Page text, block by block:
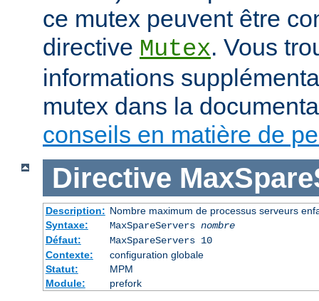
ce mutex peuvent être
directive Mutex. Vous
informations
mutex dans la
conseils en matière de
Directive
Description: Nombre maximum de processus serveurs
Syntaxe:
MaxSpareServers nombre
Défaut:
MaxSpareServers 10
Contexte:
configuration globale
Statut:
MPM
Module:
prefork